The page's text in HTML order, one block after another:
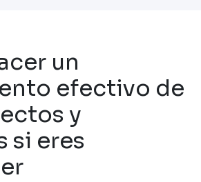
un
efectivo de
y
si eres